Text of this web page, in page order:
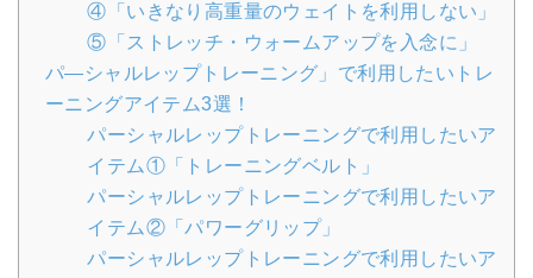
④「いきなり高重量のウェイトを利用しない」
⑤「ストレッチ・ウォームアップを入念に」
パ―シャルレップトレーニング」で利用したいトレ
ーニングアイテム3選！
パーシャルレップトレーニングで利用したいア
イテム①「トレーニングベルト」
パーシャルレップトレーニングで利用したいア
イテム②「パワーグリップ」
パーシャルレップトレーニングで利用したいア